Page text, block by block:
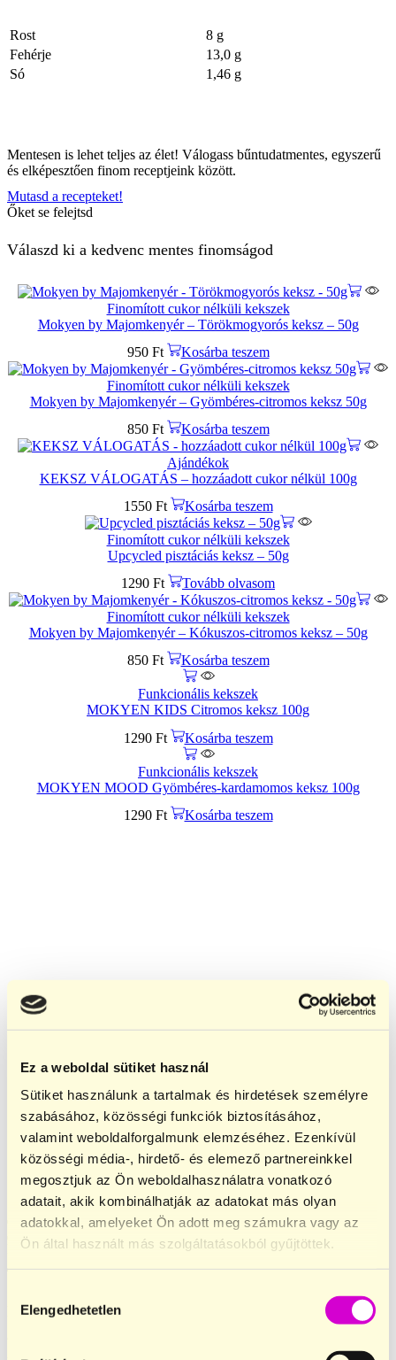
Ez a weboldal sütiket használ
Sütiket használunk a tartalmak és hirdetések személyre
szabásához, közösségi funkciók biztosításához,
valamint weboldalforgalmunk elemzéséhez. Ezenkívül
közösségi média-, hirdető- és elemező partnereinkkel
megosztjuk az Ön weboldalhasználatra vonatkozó
adatait, akik kombinálhatják az adatokat más olyan
adatokkal, amelyeket Ön adott meg számukra vagy az
Ön által használt más szolgáltatásokból gyűjtöttek.
kiválasztása
Elengedhetetlen
Rost
8 g
Fehérje
13,0 g
Só
1,46 g
Mentesen is lehet teljes az élet! Válogass bűntudatmentes, egyszerű
és elképesztően finom receptjeink között.
Mutasd a recepteket!
Őket se felejtsd
Válaszd ki a kedvenc mentes finomságod
Finomított cukor nélküli kekszek
Mokyen by Majomkenyér – Törökmogyorós keksz – 50g
950 Ft Kosárba teszem
Finomított cukor nélküli kekszek
Mokyen by Majomkenyér – Gyömbéres-citromos keksz 50g
850 Ft Kosárba teszem
Ajándékok
KEKSZ VÁLOGATÁS – hozzáadott cukor nélkül 100g
1550 Ft Kosárba teszem
Finomított cukor nélküli kekszek
Upcycled pisztáciás keksz – 50g
1290 Ft Tovább olvasom
Finomított cukor nélküli kekszek
Mokyen by Majomkenyér – Kókuszos-citromos keksz – 50g
850 Ft Kosárba teszem
Funkcionális kekszek
MOKYEN KIDS Citromos keksz 100g
1290 Ft Kosárba teszem
Funkcionális kekszek
MOKYEN MOOD Gyömbéres-kardamomos keksz 100g
1290 Ft Kosárba teszem
Legyél Majomkenyér klubtag
Tudatos nassolás, felesleges levelek nélkül.
Klubtagkéntexkluzív 5% jóváírást
kapsz a vásárlásaidból